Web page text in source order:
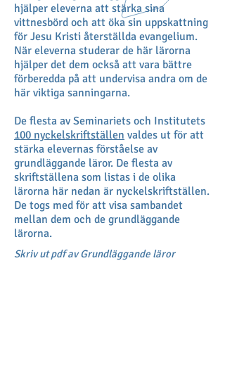
hjälper eleverna att stärka sina
vittnesbörd och att öka sin uppskattning
för Jesu Kristi återställda evangelium.
När eleverna studerar de här lärorna
hjälper det dem också att vara bättre
förberedda på att undervisa andra om de
här viktiga sanningarna.
De flesta av Seminariets och Institutets
100 nyckelskriftställen valdes ut för att
stärka elevernas förståelse av
grundläggande läror. De flesta av
skriftställena som listas i de olika
lärorna här nedan är nyckelskriftställen.
De togs med för att visa sambandet
mellan dem och de grundläggande
lärorna.
Skriv ut pdf av Grundläggande läror